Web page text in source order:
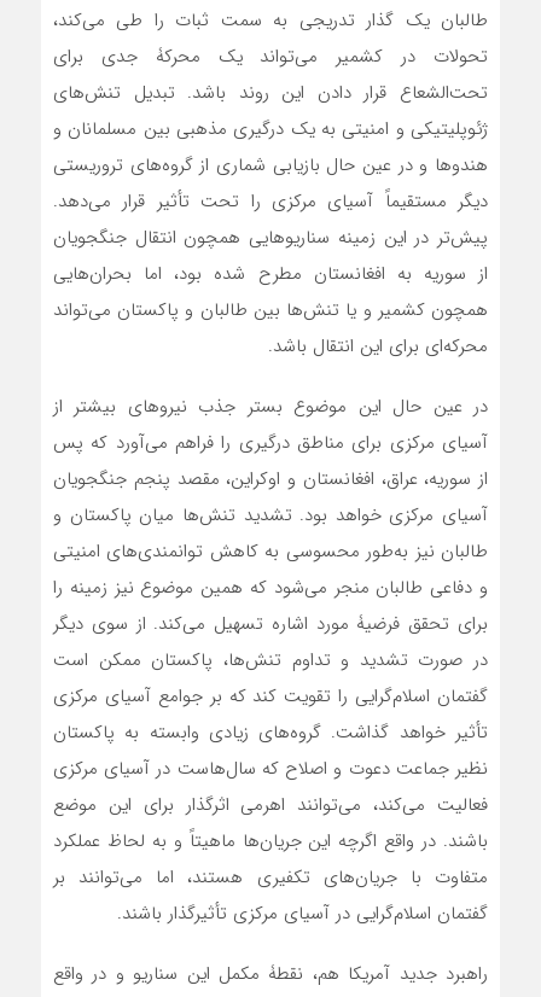
طالبان یک گذار تدریجی به سمت ثبات را طی می‌کند،
تحولات در کشمیر می‌تواند یک محرکۀ جدی برای
تحت‌الشعاع قرار دادن این روند باشد. تبدیل تنش‌های
ژئوپلیتیکی و امنیتی به یک درگیری مذهبی بین مسلمانان و
هندوها و در عین حال بازیابی شماری از گروه‌های تروریستی
دیگر مستقیماً آسیای مرکزی را تحت تأثیر قرار می‌دهد.
پیش‌تر در این زمینه سناریوهایی همچون انتقال جنگجویان
از سوریه به افغانستان مطرح شده بود، اما بحران‌هایی
همچون کشمیر و یا تنش‌ها بین طالبان و پاکستان می‌تواند
محرکه‌ای برای این انتقال باشد.
در عین حال این موضوع بستر جذب نیروهای بیشتر از
آسیای مرکزی برای مناطق درگیری را فراهم می‌آورد که پس
از سوریه، عراق، افغانستان و اوکراین، مقصد پنجم جنگجویان
آسیای مرکزی خواهد بود. تشدید تنش‌ها میان پاکستان و
طالبان نیز به‌طور محسوسی به کاهش توانمندی‌های امنیتی
و دفاعی طالبان منجر می‌شود که همین موضوع نیز زمینه را
برای تحقق فرضیۀ مورد اشاره تسهیل می‌کند. از سوی دیگر
در صورت تشدید و تداوم تنش‌ها، پاکستان ممکن است
گفتمان اسلام‌گرایی را تقویت کند که بر جوامع آسیای مرکزی
تأثیر خواهد گذاشت. گروه‌های زیادی وابسته به پاکستان
نظیر جماعت دعوت و اصلاح که سال‌هاست در آسیای مرکزی
فعالیت می‌کند، می‌توانند اهرمی اثرگذار برای این موضع
باشند. در واقع اگرچه این جریان‌ها ماهیتاً و به لحاظ عملکرد
متفاوت با جریان‌های تکفیری هستند، اما می‌توانند بر
گفتمان اسلام‌گرایی در آسیای مرکزی تأثیرگذار باشند.
راهبرد جدید آمریکا هم، نقطۀ مکمل این سناریو و در واقع